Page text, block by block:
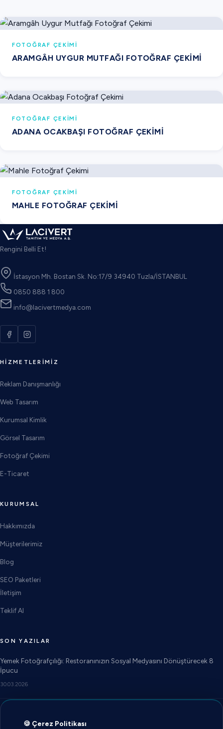
FOTOĞRAF ÇEKIMI
ARAMGÂH UYGUR MUTFAĞI FOTOĞRAF ÇEKIMI
FOTOĞRAF ÇEKIMI
ADANA OCAKBAŞI FOTOĞRAF ÇEKIMI
FOTOĞRAF ÇEKIMI
MAHLE FOTOĞRAF ÇEKIMI
Rengini Belli Et!
İstasyon Mh. Bostan Sk. No:17/9 34940 Tuzla/İSTANBUL
0850 888 1 800
info@lacivertmedya.com
HIZMETLERIMIZ
Reklam Danışmanlığı
Web Tasarım
Kurumsal Kimlik
Görsel Tasarım
Fotoğraf Çekimi
E-Ticaret
KURUMSAL
Hakkımızda
Müşterilerimiz
Blog
SEO Paketleri
İletişim
Teklif Al
SON YAZILAR
Yemek Fotoğrafçılığı: Restoranınızın Sosyal Medyasını Dönüştürecek 8
İpucu
30.03.2026
27.03.2026🍪 Çerez Politikası